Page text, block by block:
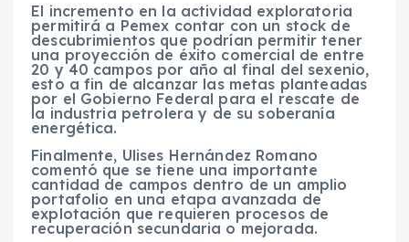
El incremento en la actividad exploratoria
permitirá a Pemex contar con un stock de
descubrimientos que podrían permitir tener
una proyección de éxito comercial de entre
20 y 40 campos por año al final del sexenio,
esto a fin de alcanzar las metas planteadas
por el Gobierno Federal para el rescate de
la industria petrolera y de su soberanía
energética.
Finalmente, Ulises Hernández Romano
comentó que se tiene una importante
cantidad de campos dentro de un amplio
portafolio en una etapa avanzada de
explotación que requieren procesos de
recuperación secundaria o mejorada.